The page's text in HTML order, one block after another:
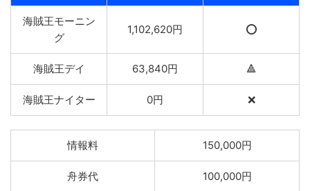
海賊王モーニン
グ
1,102,620円 ⭕️
海賊王デイ 63,840円 🔺
海賊王ナイター 0円 ❌
情報料 150,000円
舟券代 100,000円